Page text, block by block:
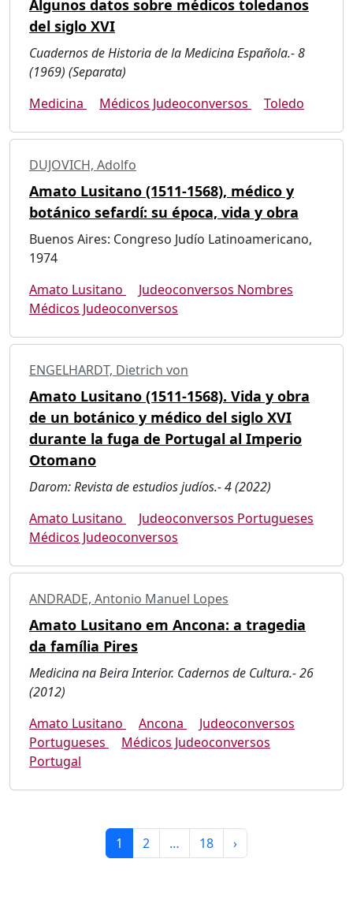
Algunos datos sobre médicos toledanos
del siglo XVI
Cuadernos de Historia de la Medicina Española.- 8
(1969) (Separata)
Medicina
Médicos Judeoconversos Toledo
DUJOVICH, Adolfo
Amato Lusitano (1511-1568), médico y
botánico sefardí: su época, vida y obra
Buenos Aires: Congreso Judío Latinoamericano,
1974
Amato Lusitano
Judeoconversos Nombres
Médicos Judeoconversos
ENGELHARDT, Dietrich von
Amato Lusitano (1511-1568). Vida y obra
de un botánico y médico del siglo XVI
durante la fuga de Portugal al Imperio
Otomano
Darom: Revista de estudios judíos.- 4 (2022)
Amato Lusitano
Judeoconversos Portugueses
Médicos Judeoconversos
ANDRADE, Antonio Manuel Lopes
Amato Lusitano em Ancona: a tragedia
da família Pires
Medicina na Beira Interior. Cadernos de Cultura.- 26
(2012)
Amato Lusitano
Ancona
Judeoconversos
Portugueses
Médicos Judeoconversos
Portugal
1 2 … 18 ›